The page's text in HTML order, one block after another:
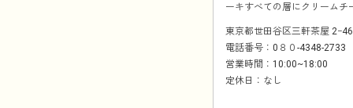
ーキすべての層にクリームチ
東京都世田谷区三軒茶屋 2ｰ
電話番号：0８０-4348-2733
営業時間：10:00~18:00
定休日：なし